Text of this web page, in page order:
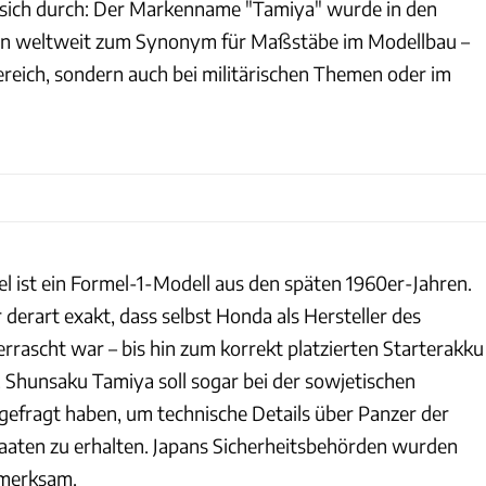
durch: Der Markenname "Tamiya" wurde in den
weltweit zum Synonym für Maßstäbe im Modellbau –
sondern auch bei militärischen Themen oder im
ist ein Formel-1-Modell aus den späten 1960er-Jahren.
exakt, dass selbst Honda als Hersteller des
war – bis hin zum korrekt platzierten Starterakku
Tamiya soll sogar bei der sowjetischen
haben, um technische Details über Panzer der
zu erhalten. Japans Sicherheitsbehörden wurden